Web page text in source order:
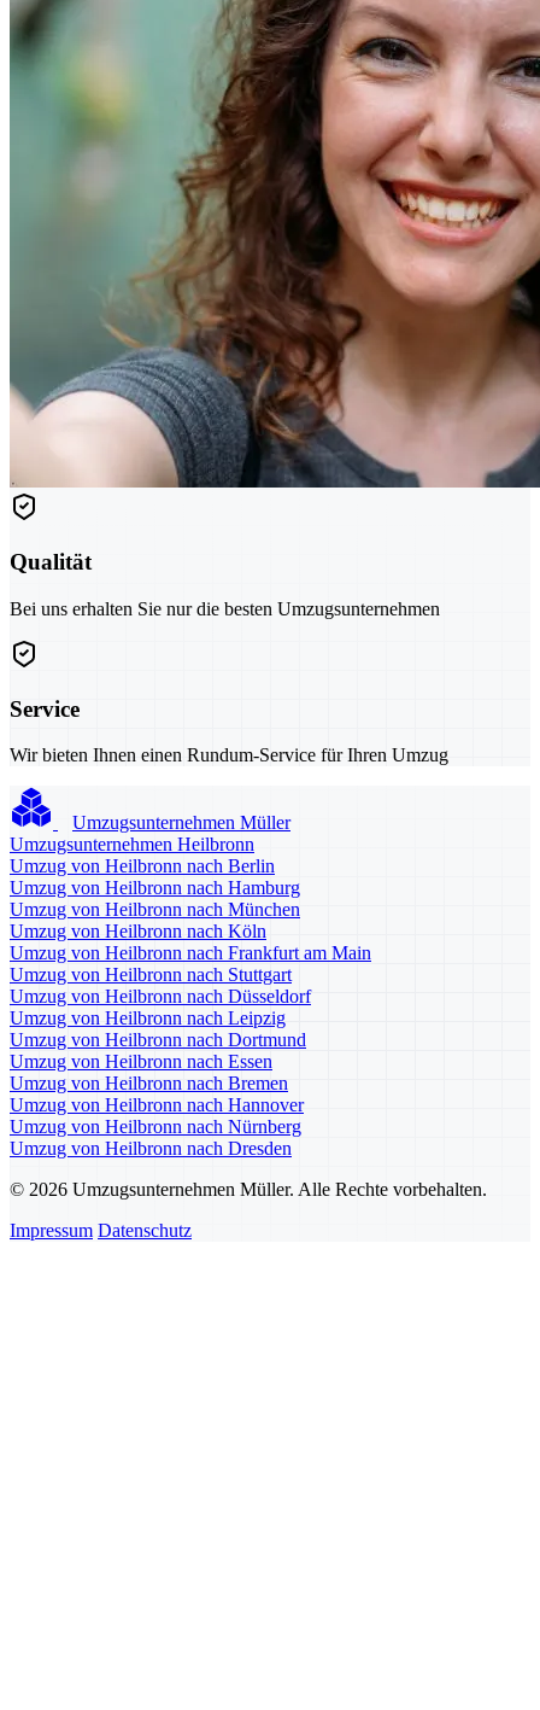
Qualität
Bei uns erhalten Sie nur die besten Umzugsunternehmen
Service
Wir bieten Ihnen einen Rundum-Service für Ihren Umzug
Umzugsunternehmen Müller
Umzugsunternehmen Heilbronn
Umzug von Heilbronn nach Berlin
Umzug von Heilbronn nach Hamburg
Umzug von Heilbronn nach München
Umzug von Heilbronn nach Köln
Umzug von Heilbronn nach Frankfurt am Main
Umzug von Heilbronn nach Stuttgart
Umzug von Heilbronn nach Düsseldorf
Umzug von Heilbronn nach Leipzig
Umzug von Heilbronn nach Dortmund
Umzug von Heilbronn nach Essen
Umzug von Heilbronn nach Bremen
Umzug von Heilbronn nach Hannover
Umzug von Heilbronn nach Nürnberg
Umzug von Heilbronn nach Dresden
© 2026 Umzugsunternehmen Müller. Alle Rechte vorbehalten.
Impressum Datenschutz